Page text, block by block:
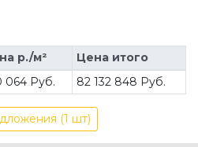
р./м²
Цена итого
064 Руб. 82 132 848 Руб.
(1 шт)